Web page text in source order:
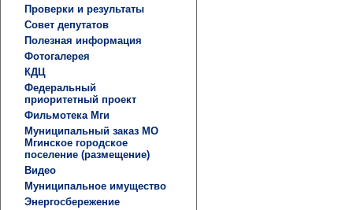
Проверки и результаты
Совет депутатов
Полезная информация
Фотогалерея
КДЦ
Федеральный
приоритетный проект
Фильмотека Мги
Муниципальный заказ МО
Мгинское городское
поселение (размещение)
Видео
Муниципальное имущество
Энергосбережение